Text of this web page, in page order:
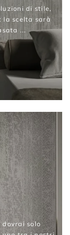
di stile,
la scelta sarà
...
solo